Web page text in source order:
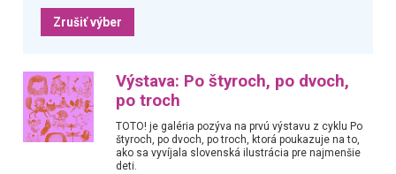
Zrušiť výber
Výstava: Po štyroch, po dvoch,
po troch
TOTO! je galéria pozýva na prvú výstavu z cyklu Po
štyroch, po dvoch, po troch, ktorá poukazuje na to,
ako sa vyvíjala slovenská ilustrácia pre najmenšie
deti.